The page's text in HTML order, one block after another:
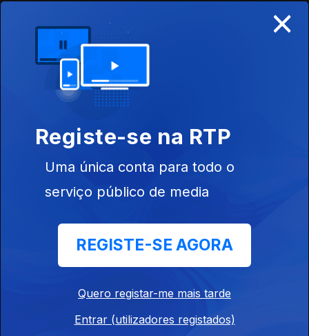
José Carvalho
12 mar. 2013
26 fev. 2013
Luís Clemente - Maestro
Bruno Gonçalves
×
Registe-se na RTP
Uma única conta para todo o
serviço público de media
REGISTE-SE AGORA
Quero registar-me mais tarde
Entrar (utilizadores registados)